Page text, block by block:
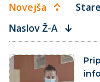
Novejša
Naslov Ž-A
splet